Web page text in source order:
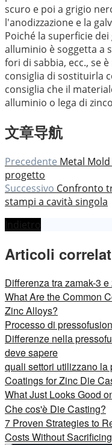
scuro e poi a grigio
l'anodizzazione e la
Poiché la superficie
alluminio è soggetta a
fori di sabbia, ecc., se
consiglia di sostituirla
consiglia che il
alluminio o lega di
文章导航
Precedente Metal
progetto
Successivo Confronto
stampi a cavità singola
Indietro
Articoli
Differenza tra zamak-3 e
What Are the Common
Zinc Alloys?
Processo di
Differenze nella
deve sapere
quali settori utilizzano la
Coatings for Zinc Die
What Just Looks Good
Che cos'è Die Casting?
7 Proven Strategies to
Costs Without